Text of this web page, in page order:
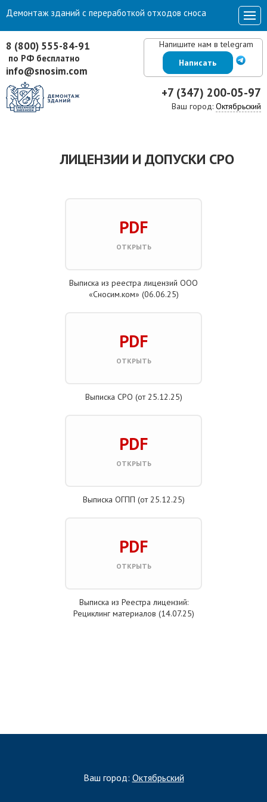
8 (800) 555-84-91
по РФ бесплатно
info@snosim.com
Напишите нам в telegram
Написать
+7 (347) 200-05-97
Ваш город: Октябрьский
Демонтаж зданий с переработкой отходов сноса
ЛИЦЕНЗИИ И ДОПУСКИ СРО
PDF
ОТКРЫТЬ
Выписка из реестра лицензий ООО
«Сносим.ком» (06.06.25)
PDF
ОТКРЫТЬ
Выписка СРО (от 25.12.25)
PDF
ОТКРЫТЬ
Выписка ОГПП (от 25.12.25)
PDF
ОТКРЫТЬ
Выписка из Реестра лицензий:
Рециклинг материалов (14.07.25)
Ваш город: Октябрьский